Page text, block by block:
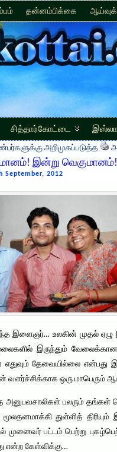
தன்னம்பிக்கை
சித்தார்கோட்டை
அறிமுகப்படுத்த
இன்று வெகுமானம்!
September, 2012
இளைஞர்… உலகின் முதல் ஏழு
இருந்தும்
தேவையில்லை என்பது
வளர்ச்சிக்காக ஒரு மாபெரும்
அனுபவசாலிகள் பலரும்
துள்ளித்
முனைவர் பட்டம் பெற்று
என்ற கேள்விக்கு…